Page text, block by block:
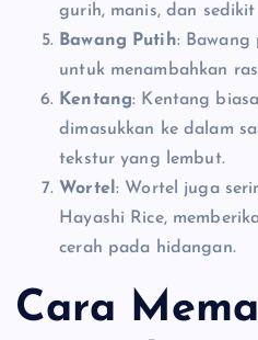
gurih, manis, dan sedikit
Bawang Putih: Bawang
untuk menambahkan
Kentang: Kentang
dimasukkan ke dalam
tekstur yang lembut.
Wortel: Wortel juga
Hayashi Rice,
cerah pada hidangan.
Cara